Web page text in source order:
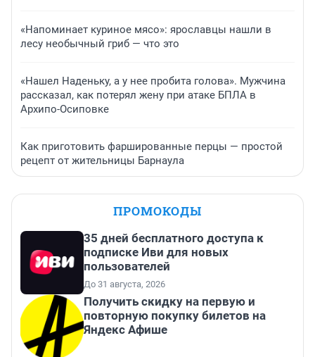
«Напоминает куриное мясо»: ярославцы нашли в
лесу необычный гриб — что это
«Нашел Наденьку, а у нее пробита голова». Мужчина
рассказал, как потерял жену при атаке БПЛА в
Архипо-Осиповке
Как приготовить фаршированные перцы — простой
рецепт от жительницы Барнаула
ПРОМОКОДЫ
35 дней бесплатного доступа к
подписке Иви для новых
пользователей
До 31 августа, 2026
Получить скидку на первую и
повторную покупку билетов на
Яндекс Афише